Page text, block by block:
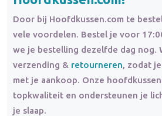
Door bij Hoofdkussen.com te
vele voordelen. Bestel je voor
we je bestelling dezelfde dag nog.
verzending & retourneren, zodat
met je aankoop. Onze
topkwaliteit en ondersteunen je
je slaap.